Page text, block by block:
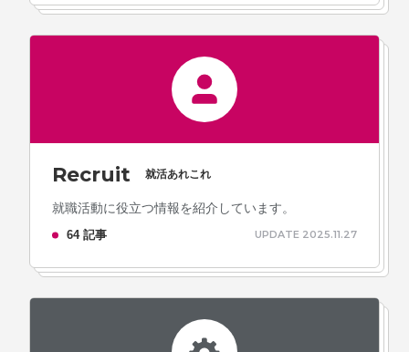
Recruit 就活あれこれ
就職活動に役立つ情報を紹介しています。
64 記事 UPDATE 2025.11.27